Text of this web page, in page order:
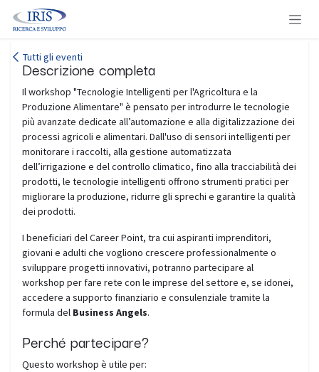
Passa al contenuto
Tutti gli eventi
Descrizione completa
Il workshop "Tecnologie Intelligenti per l'Agricoltura e la
Produzione Alimentare" è pensato per introdurre le tecnologie
più avanzate dedicate all’automazione e alla digitalizzazione dei
processi agricoli e alimentari. Dall'uso di sensori intelligenti per
monitorare i raccolti, alla gestione automatizzata
dell’irrigazione e del controllo climatico, fino alla tracciabilità dei
prodotti, le tecnologie intelligenti offrono strumenti pratici per
migliorare la produzione, ridurre gli sprechi e garantire la qualità
dei prodotti.
I beneficiari del Career Point, tra cui aspiranti imprenditori,
giovani e adulti che vogliono crescere professionalmente o
sviluppare progetti innovativi, potranno partecipare al
workshop per fare rete con le imprese del settore e, se idonei,
accedere a supporto finanziario e consulenziale tramite la
formula del Business Angels.
Perché partecipare?
Questo workshop è utile per: